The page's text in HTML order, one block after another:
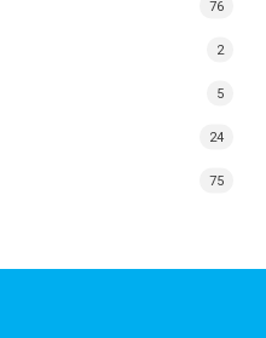
76
2
5
24
75